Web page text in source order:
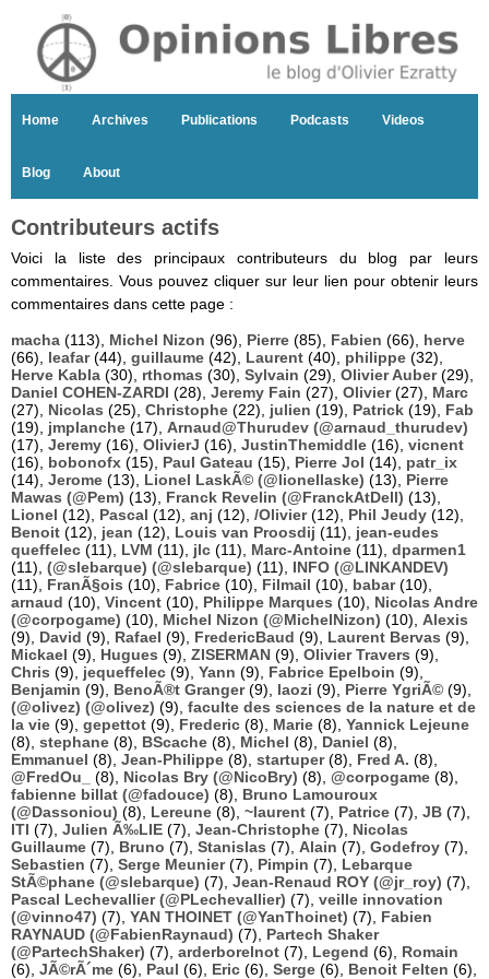
Home Archives Publications Podcasts Videos
Blog About
Contributeurs actifs
Voici la liste des principaux contributeurs du blog par leurs
commentaires. Vous pouvez cliquer sur leur lien pour obtenir leurs
commentaires dans cette page :
macha (113), Michel Nizon (96), Pierre (85), Fabien (66), herve
(66), leafar(44), guillaume (42), Laurent (40), philippe (32),
Herve Kabla (30), rthomas (30), Sylvain (29), Olivier Auber(29),
Daniel COHEN-ZARDI (28), Jeremy Fain (27), Olivier(27), Marc
(27), Nicolas (25), Christophe (22), julien (19), Patrick (19), Fab
(19), jmplanche (17), Arnaud@Thurudev (@arnaud_thurudev)
(17), Jeremy (16), OlivierJ (16), JustinThemiddle (16), vicnent
(16), bobonofx (15), Paul Gateau (15), Pierre Jol (14), patr_ix
(14), Jerome (13), Lionel LaskÃ© (@lionellaske) (13), Pierre
Mawas (@Pem) (13), Franck Revelin (@FranckAtDell) (13),
Lionel (12), Pascal (12), anj (12), /Olivier(12), Phil Jeudy (12),
Benoit (12), jean (12), Louis van Proosdij (11), jean-eudes
queffelec (11), LVM (11), jlc (11), Marc-Antoine (11), dparmen1
(11), (@slebarque) (@slebarque) (11), INFO (@LINKANDEV)
(11), FranÃ§ois (10), Fabrice (10), Filmail (10), babar(10),
arnaud (10), Vincent (10), Philippe Marques (10), Nicolas Andre
(@corpogame) (10), Michel Nizon (@MichelNizon) (10), Alexis
(9), David (9), Rafael (9), FredericBaud (9), Laurent Bervas (9),
Mickael (9), Hugues (9), ZISERMAN (9), Olivier Travers (9),
Chris (9), jequeffelec (9), Yann (9), Fabrice Epelboin (9),
Benjamin (9), BenoÃ®t Granger(9), laozi (9), Pierre YgriÃ© (9),
(@olivez) (@olivez) (9), faculte des sciences de la nature et de
la vie (9), gepettot (9), Frederic (8), Marie (8), Yannick Lejeune
(8), stephane (8), BScache (8), Michel (8), Daniel (8),
Emmanuel (8), Jean-Philippe (8), startuper(8), Fred A. (8),
@FredOu_
(8), Nicolas Bry (@NicoBry) (8), @corpogame (8),
fabienne billat (@fadouce) (8), Bruno Lamouroux
(@Dassoniou) (8), Lereune (8), ~laurent (7), Patrice (7), JB (7),
ITI (7), Julien Ã‰LIE (7), Jean-Christophe (7), Nicolas
Guillaume (7), Bruno (7), Stanislas (7), Alain (7), Godefroy (7),
Sebastien (7), Serge Meunier(7), Pimpin (7), Lebarque
StÃ©phane (@slebarque) (7), Jean-Renaud ROY (@jr_roy) (7),
Pascal Lechevallier (@PLechevallier) (7), veille innovation
(@vinno47) (7), YAN THOINET (@YanThoinet) (7), Fabien
RAYNAUD (@FabienRaynaud) (7), Partech Shaker
(@PartechShaker) (7), arderborelnot (7), Legend (6), Romain
(6), JÃ©rÃ´me (6), Paul (6), Eric (6), Serge (6), Benoit Felten (6),